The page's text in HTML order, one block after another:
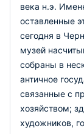
века н.э.
оставленные
сегодня в
музей
собраны в
античное
связанные с
хозяйством;
художников,